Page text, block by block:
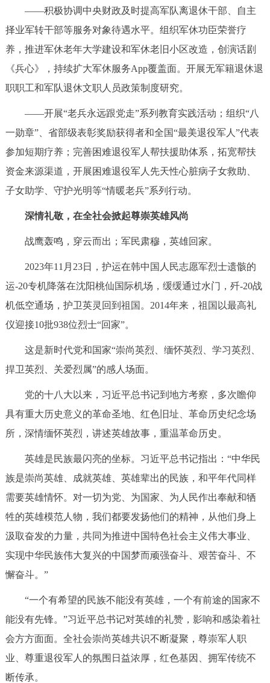
——积极协调中央财政及时提高军队离退休干部、自主
择业军转干部等服务对象待遇水平。组织军休功臣荣誉疗
养，推进军休老年大学建设和军休老旧小区改造，创演话剧
《兵心》，持续扩大军休服务App覆盖面。开展无军籍退休退
职职工和军队退休文职人员政策制度研究。
——开展“老兵永远跟党走”系列教育实践活动；组织“八
一勋章”、省部级表彰奖励获得者和全国“最美退役军人”代表
参加短期疗养；完善困难退役军人帮扶援助体系，拓宽帮扶
资金来源渠道，开展困难退役军人先天性心脏病子女救助、
子女助学、守护光明等“情暖老兵”系列行动。
深情礼敬，在全社会掀起尊崇英雄风尚
战鹰轰鸣，穿云而出；军民肃穆，英雄回家。
2023年11月23日，护运在韩中国人民志愿军烈士遗骸的
运-20专机降落在沈阳桃仙国际机场，缓缓通过水门，歼-20战
机低空通场，护卫英灵回到祖国。2014年来，祖国以最高礼
仪迎接10批938位烈士“回家”。
这是新时代党和国家“崇尚英烈、缅怀英烈、学习英烈、
捍卫英烈、关爱烈属”的感人场面。
党的十八大以来，习近平总书记到地方考察，多次瞻仰
具有重大历史意义的革命圣地、红色旧址、革命历史纪念场
所，深情缅怀英烈，讲述英雄故事，重温革命历史。
英雄是民族最闪亮的坐标。习近平总书记指出：“中华民
族是崇尚英雄、成就英雄、英雄辈出的民族，和平年代同样
需要英雄情怀。对一切为党、为国家、为人民作出奉献和牺
牲的英雄模范人物，我们都要发扬他们的精神，从他们身上
汲取奋发的力量，共同为推进中国特色社会主义伟大事业、
实现中华民族伟大复兴的中国梦而顽强奋斗、艰苦奋斗、不
懈奋斗。”
“一个有希望的民族不能没有英雄，一个有前途的国家不
能没有先锋。”习近平总书记对英雄的礼赞，影响和感染着社
会方方面面。全社会崇尚英雄共识不断凝聚，尊崇军人职
业、尊重退役军人的氛围日益浓厚，红色基因、拥军传统不
断传承。